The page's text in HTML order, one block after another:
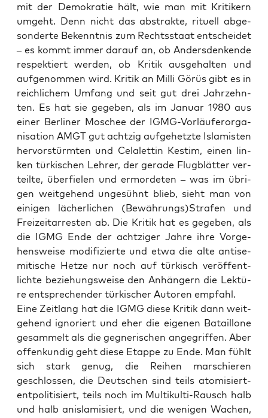
mit der Demo­kra­tie hält, wie man mit Kri­ti­kern
umgeht. Denn nicht das abs­trak­te, ritu­ell abge­
son­der­te Bekennt­nis zum Rechts­staat ent­schei­det
– es kommt immer dar­auf an, ob Anders­den­ken­de
respek­tiert wer­den, ob Kri­tik aus­ge­hal­ten und
auf­ge­nom­men wird. Kri­tik an Mil­li Görüs gibt es in
reich­li­chem Umfang und seit gut drei Jahr­zehn­
ten. Es hat sie gege­ben, als im Janu­ar 1980 aus
einer Ber­li­ner Moschee der IGMG-Vor­läu­fer­or­ga­
ni­sa­ti­on AMGT gut acht­zig auf­ge­hetz­te Isla­mis­ten
her­vor­stürm­ten und Celalet­tin Kestim, einen lin­
ken tür­ki­schen Leh­rer, der gera­de Flug­blät­ter ver­
teil­te, über­fie­len und ermor­de­ten – was im übri­
gen weit­ge­hend unge­sühnt blieb, sieht man von
eini­gen lächer­li­chen (Bewährungs)Strafen und
Frei­zeit­ar­res­ten ab. Die Kri­tik hat es gege­ben, als
die IGMG Ende der acht­zi­ger Jah­re ihre Vor­ge­
hens­wei­se modi­fi­zier­te und etwa die alte anti­se­
mi­ti­sche Het­ze nur noch auf tür­kisch ver­öf­fent­
lich­te bezie­hungs­wei­se den Anhän­gern die Lek­tü­
re ent­spre­chen­der tür­ki­scher Autoren empfahl.
Eine Zeit­lang hat die IGMG die­se Kri­tik dann weit­
ge­hend igno­riert und eher die eige­nen Batail­lo­ne
gesam­melt als die geg­ne­ri­schen ange­grif­fen. Aber
offen­kun­dig geht die­se Etap­pe zu Ende. Man fühlt
sich stark genug, die Rei­hen mar­schie­ren
geschlos­sen, die Deut­schen sind teils ato­mi­siert-
ent­po­li­ti­siert, teils noch im Mul­ti­kul­ti-Rausch halb
und halb anis­la­mi­siert, und die weni­gen Wachen,